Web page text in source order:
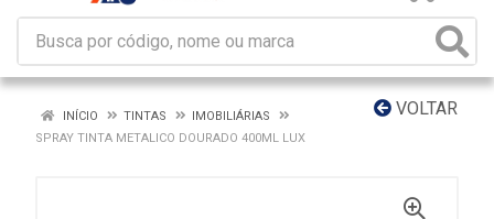
VOLTAR
INÍCIO TINTAS
IMOBILIÁRIAS
SPRAY TINTA METALICO DOURADO 400ML LUX